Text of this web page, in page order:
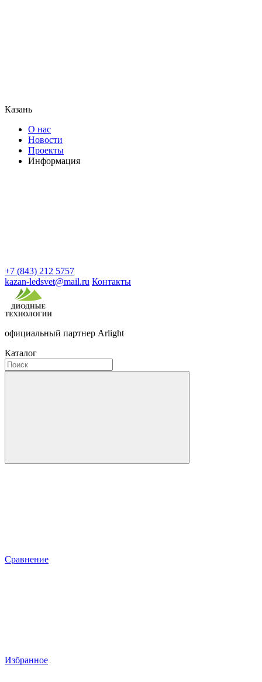
Казань
О нас
Новости
Проекты
Информация
+7 (843) 212 5757
kazan-ledsvet@mail.ru Контакты
официальный партнер Arlight
Каталог
Сравнение
Избранное